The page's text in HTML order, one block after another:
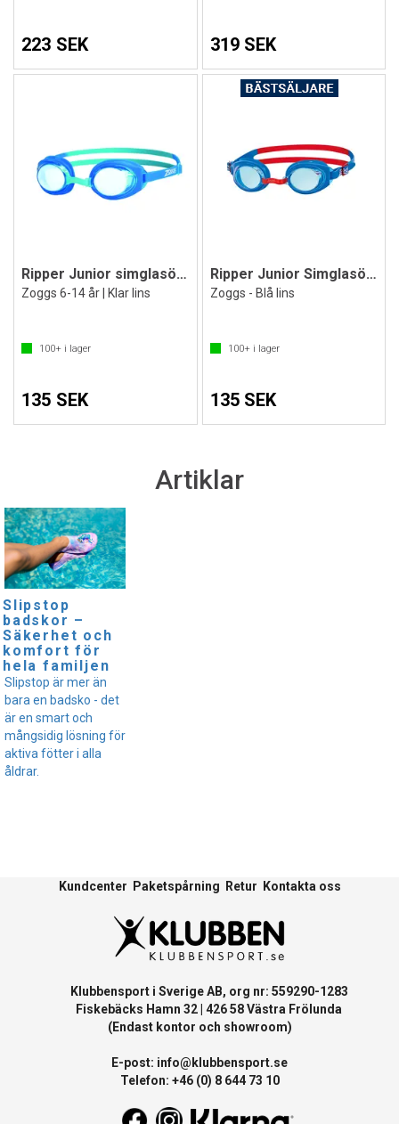
223 SEK 319 SEK
Ripper Junior simglasögon
Zoggs 6-14 år | Klar lins
100+ i lager
135 SEK
Ripper Junior Simglasögon
Zoggs - Blå lins
100+i lager
135 SEK
Artiklar
Slipstop
badskor –
Säkerhet och
komfort för
hela familjen
Slipstop är mer än
bara en badsko - det
är en smart och
mångsidig lösning för
aktiva fötter i alla
åldrar.
Kundcenter Paketspårning Retur Kontakta oss
Klubbensport i Sverige AB, org nr: 559290-1283
Fiskebäcks Hamn 32 | 426 58 Västra Frölunda
(Endast kontor och showroom)
E-post: info@klubbensport.se
Telefon: +46 (0) 8 644 73 10